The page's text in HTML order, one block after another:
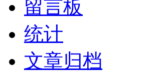
留言板
统计
文章归档